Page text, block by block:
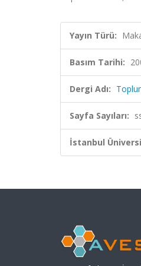
Yayın Türü:
Basım Tarihi:
Dergi Adı:
Sayfa Sayıları:
İstanbul